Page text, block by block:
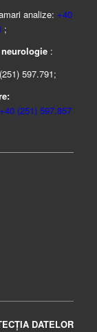
analize: +40
;
:
597.791;
+40 (251) 597.857
DATELOR